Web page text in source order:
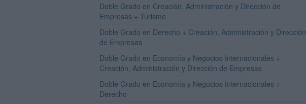
Doble Grado en Creación, Administración y Dirección de
Empresas + Turismo
Doble Grado en Derecho + Creación, Administración y Dirección
de Empresas
Doble Grado en Economía y Negocios Internacionales +
Creación, Administración y Dirección de Empresas
Doble Grado en Economía y Negocios Internacionales +
Derecho